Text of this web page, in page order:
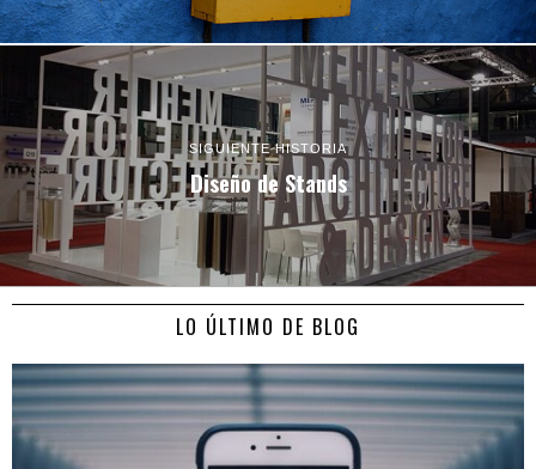
SIGUIENTE HISTORIA
Diseño de Stands
LO ÚLTIMO DE BLOG